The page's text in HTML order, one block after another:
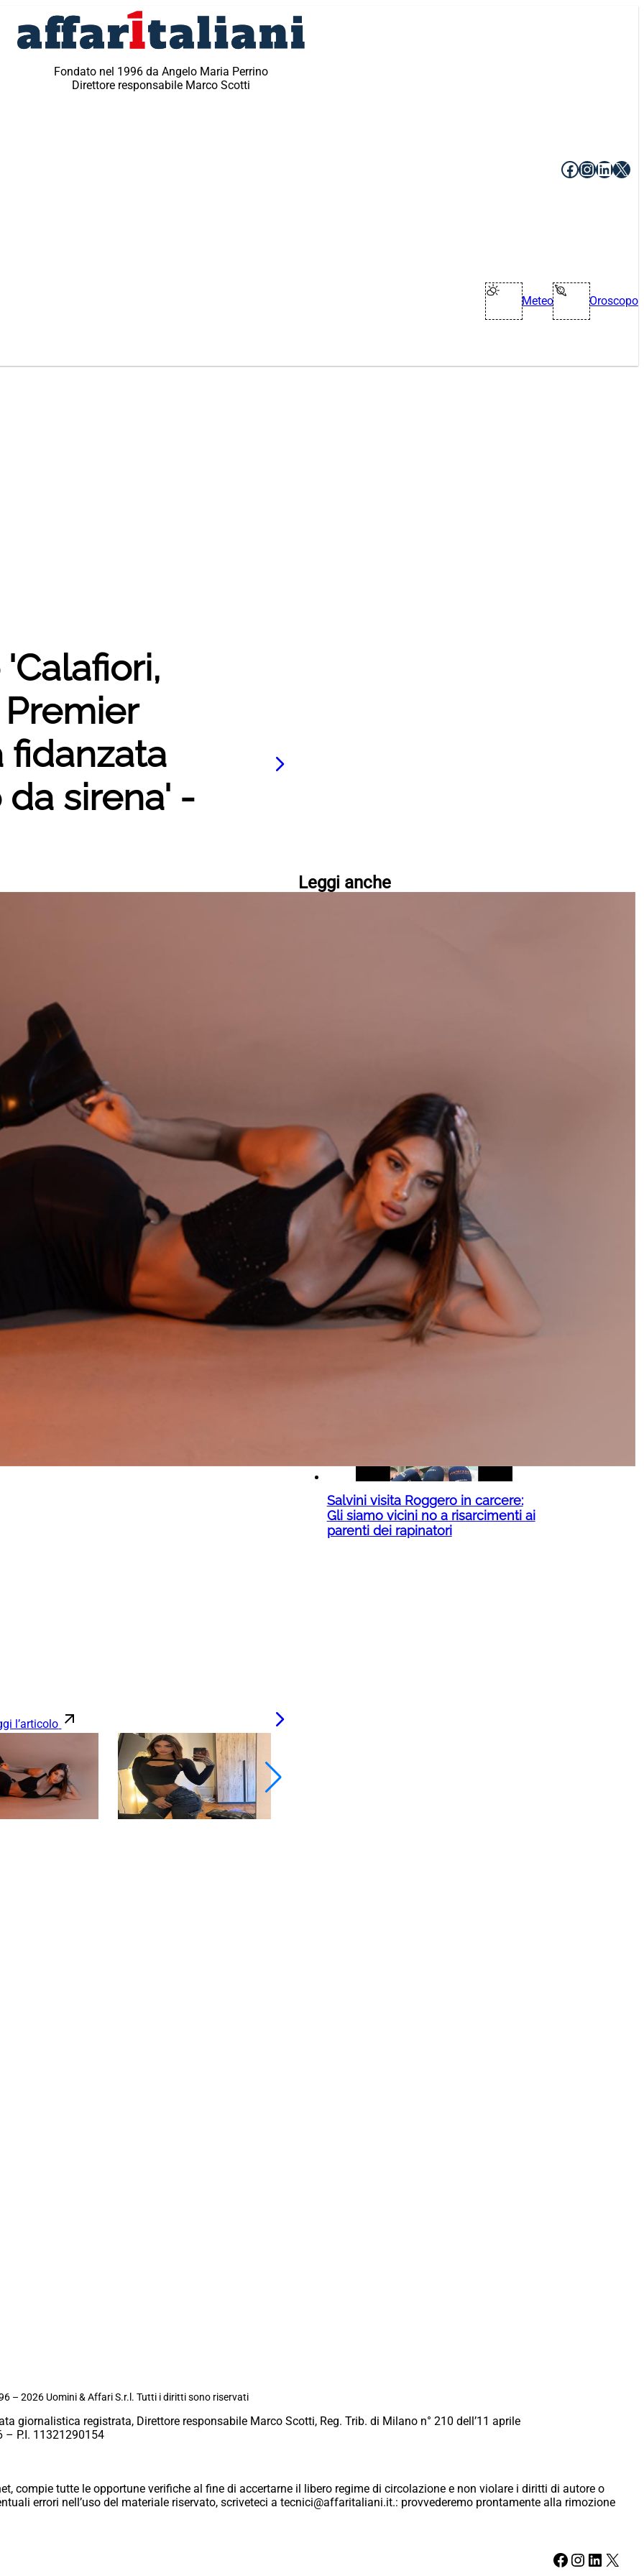
Fondato nel 1996 da Angelo Maria Perrino
Direttore responsabile Marco Scotti
Facebook
X
Meteo Oroscopo
fidanzata
sirena' -
l’articolo
Leggi anche
Italia-Spagna, “divorzio” all’italiana
per colpa di Schengen. Adelante
Meloni: “L’accordo resta sospeso,
no a diktat”. Il 15 agosto la resa dei
conti
Partiti e social, Facebook feudo del
Salvini visita Roggero in carcere:
Gli siamo vicini no a risarcimenti ai
parenti dei rapinatori
– 2026 Uomini & Affari S.r.l. Tutti i diritti sono riservati
giornalistica registrata, Direttore responsabile Marco Scotti, Reg. Trib. di Milano n° 210 dell’11 aprile
– P.I. 11321290154
compie tutte le opportune verifiche al fine di accertarne il libero regime di circolazione e non violare i diritti di autore o
errori nell’uso del materiale riservato, scriveteci a tecnici@affaritaliani.it.: provvederemo prontamente alla rimozione
Facebook Instagram LinkedIn X